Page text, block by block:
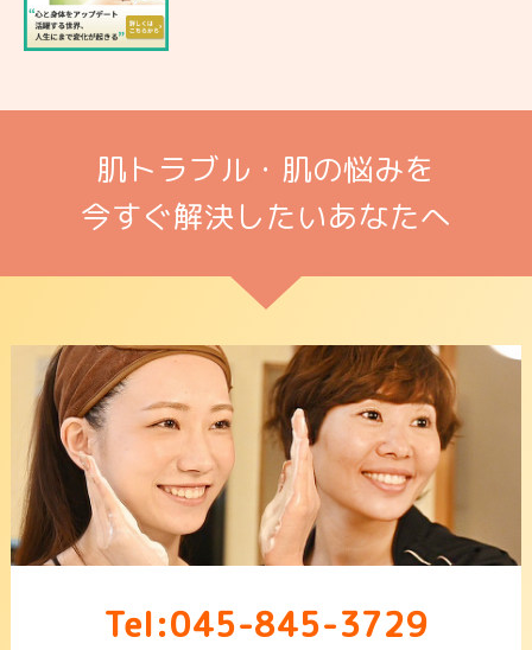
肌トラブル・肌の悩みを
今すぐ解決したいあなたへ
Tel:045-845-3729